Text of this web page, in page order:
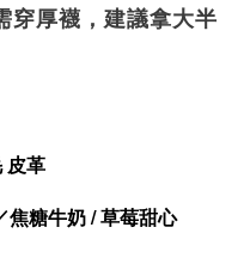
穿厚襪，建議拿大半
皮革
焦糖牛奶 / 草莓甜心